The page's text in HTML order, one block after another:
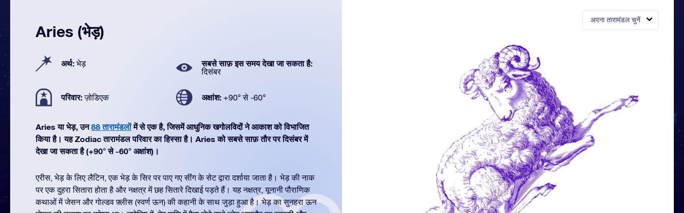
अपना तारामंडल चुनें
Aries (भेड़)
अर्थ: भेड़ सबसे साफ़ इस समय देखा जा सकता है:
दिसंबर
परिवार:ज़ोडिएक अक्षांश: +90° से -60°
Aries या भेड़, उन88 तारामंडलोंमें से एक है, जिसमें आधुनिक खगोलविदों ने आकाश को विभाजित
किया है। यह Zodiac तारामंडल परिवार का हिस्सा है। Aries को सबसे साफ़ तौर पर दिसंबर में
देखा जा सकता है (+90° से -60° अक्षांश)।
एरीस, भेड़ के लिए लैटिन, एक भेड़ के सिर पर पाए गए सींग के सेट द्वारा दर्शाया जाता है। भेड़ की नाक
पर एक दुहरा सितारा होता है और नक्षत्र में छह सितारे दिखाई पड़ते हैं। यह नक्षत्र, यूनानी पौराणिक
कथाओं में जेसन और गोल्डव फ़्लीस (स्वर्ण ऊन) की कहानी के साथ जुड़ा हुआ है। भेड़ का सुनहरा ऊन